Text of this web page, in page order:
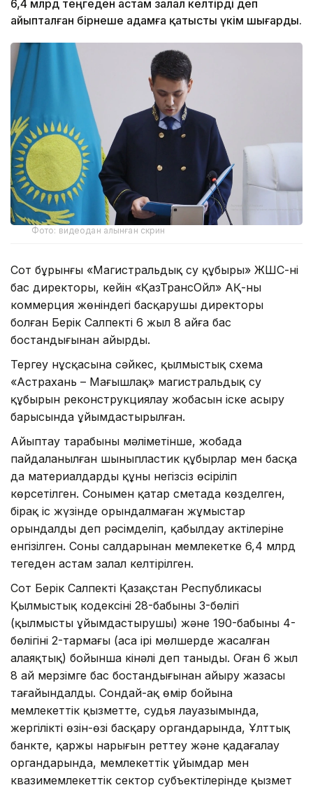
6,4 млрд теңгеден астам залал келтірді деп
айыпталған бірнеше адамға қатысты үкім шығарды.
Фото: видеодан алынған скрин
Сот бұрынғы «Магистральдық су құбыры» ЖШС-нің
бас директоры, кейін «ҚазТрансОйл» АҚ-ның
коммерция жөніндегі басқарушы директоры
болған Берік Салпекті 6 жыл 8 айға бас
бостандығынан айырды.
Тергеу нұсқасына сәйкес, қылмыстық схема
«Астрахань – Маңғышлақ» магистральдық су
құбырын реконструкциялау жобасын іске асыру
барысында ұйымдастырылған.
Айыптау тарабының мәліметінше, жобада
пайдаланылған шыныпластик құбырлар мен басқа
да материалдардың құны негізсіз өсіріліп
көрсетілген. Сонымен қатар сметада көзделген,
бірақ іс жүзінде орындалмаған жұмыстар
орындалды деп рәсімделіп, қабылдау актілеріне
енгізілген. Соның салдарынан мемлекетке 6,4 млрд
теңгеден астам залал келтірілген.
Сот Берік Салпекті Қазақстан Республикасы
Қылмыстық кодексінің 28-бабының 3-бөлігі
(қылмысты ұйымдастырушы) және 190-бабының 4-
бөлігінің 2-тармағы (аса ірі мөлшерде жасалған
алаяқтық) бойынша кінәлі деп таныды. Оған 6 жыл
8 ай мерзімге бас бостандығынан айыру жазасы
тағайындалды. Сондай-ақ өмір бойына
мемлекеттік қызметте, судья лауазымында,
жергілікті өзін-өзі басқару органдарында, Ұлттық
банкте, қаржы нарығын реттеу және қадағалау
органдарында, мемлекеттік ұйымдар мен
квазимемлекеттік сектор субъектілерінде қызмет